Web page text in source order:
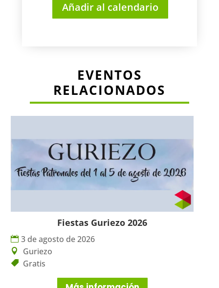
Añadir al calendario
EVENTOS
RELACIONADOS
Fiestas Guriezo 2026
3 de agosto de 2026
Guriezo
Gratis